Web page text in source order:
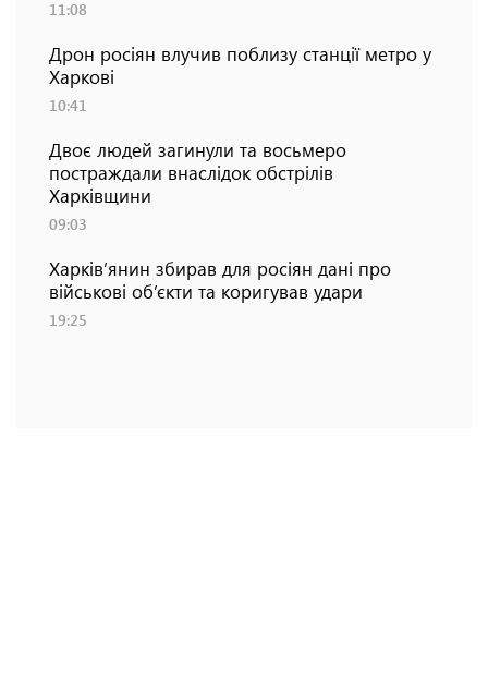
11:08
Дрон росіян влучив поблизу станції метро у
Харкові
10:41
Двоє людей загинули та восьмеро
постраждали внаслідок обстрілів
Харківщини
09:03
Харків’янин збирав для росіян дані про
військові об’єкти та коригував удари
19:25